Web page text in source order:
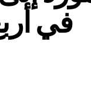
في